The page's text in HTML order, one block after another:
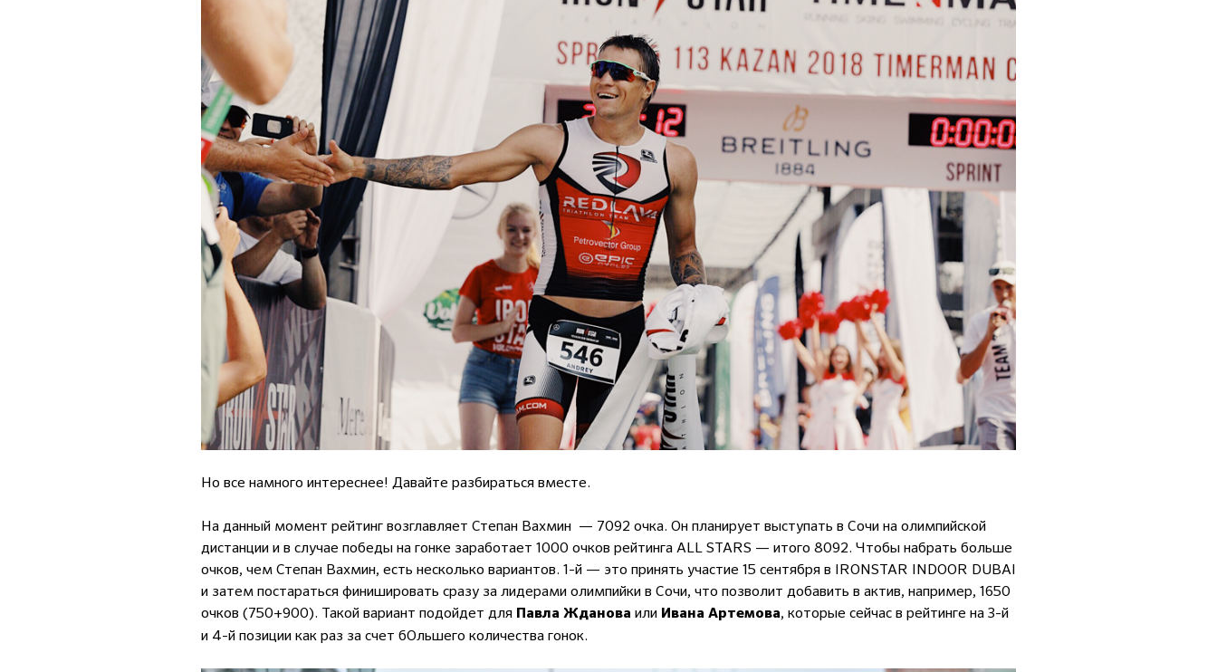
Но все намного интереснее! Давайте разбираться вместе.
На данный момент рейтинг возглавляет Степан Вахмин — 7092 очка. Он планирует выступать в Сочи на олимпийской
дистанции и в случае победы на гонке заработает 1000 очков рейтинга ALL STARS — итого 8092. Чтобы набрать больше
очков, чем Степан Вахмин, есть несколько вариантов. 1-й — это принять участие 15 сентября в IRONSTAR INDOOR DUBAI
и затем постараться финишировать сразу за лидерами олимпийки в Сочи, что позволит добавить в актив, например, 1650
очков (750+900). Такой вариант подойдет для Павла Жданова или Ивана Артемова, которые сейчас в рейтинге на 3-й
и 4-й позиции как раз за счет бОльшего количества гонок.